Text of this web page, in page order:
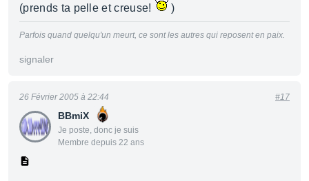
(prends ta pelle et creuse! )
Parfois quand quelqu'un meurt, ce sont les autres qui reposent en paix.
signaler
BBmiX
Je poste, donc je suis
Membre depuis 22 ans
26 Février 2005 à 22:44 #17